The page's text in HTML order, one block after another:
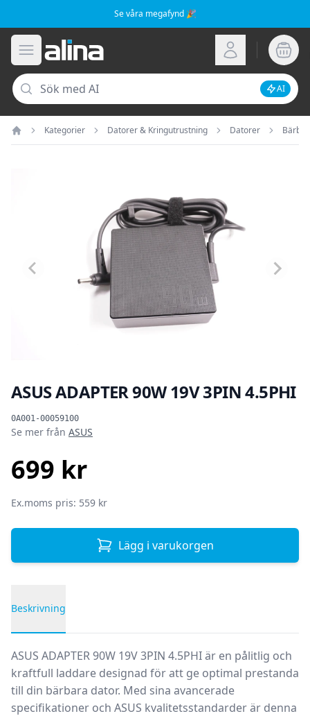
Se våra megafynd 🎉
Öppna meny
Alina.se Logga in
Sök
AI
Hem
Kategorier Datorer & Kringutrustning Datorer
ASUS ADAPTER 90W 19V 3PIN 4.5PHI
0A001-00059100
Produktinformation
Se mer från ASUS
699 kr
Ex.moms pris: 559 kr
Lägg i varukorgen
Beskrivning
ASUS ADAPTER 90W 19V 3PIN 4.5PHIär en pålitlig och
kraftfull laddare designad för att ge optimal prestanda
till din bärbara dator. Med sina avancerade
specifikationer och ASUS kvalitetsstandarder är denna